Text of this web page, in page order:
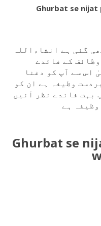
Ghurbat se nijat
گئی ہے انشاءاللہ
کے فائدے
اس سے آپ کو دغنا
وظیفہ ہے ان کو
بہت فائدے نظر آئیں
Ghurbat se